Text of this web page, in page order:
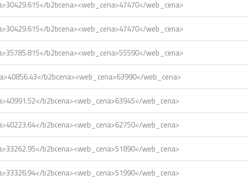
b2bcena><web_cena>47470</web_cena>
b2bcena><web_cena>47470</web_cena>
b2bcena><web_cena>55590</web_cena>
b2bcena><web_cena>63990</web_cena>
b2bcena><web_cena>63945</web_cena>
b2bcena><web_cena>62750</web_cena>
b2bcena><web_cena>51890</web_cena>
b2bcena><web_cena>51990</web_cena>